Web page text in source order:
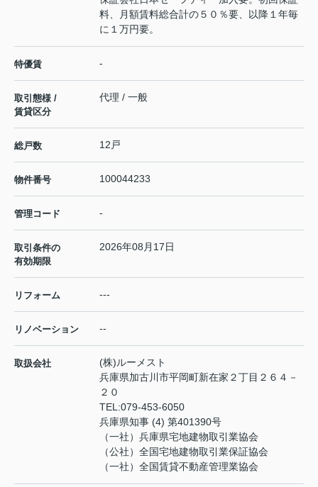
料、月額賃料総合計の５０％要、以降１年毎
に１万円要。
特優賃 -
取引態様 /
賃貸区分
代理 / 一般
総戸数 12戸
物件番号 100044233
管理コード -
取引条件の
有効期限
2026年08月17日
リフォーム ---
リノベーション --
取扱会社
(株)ルーメスト
兵庫県加古川市平岡町新在家２丁目２６４－
２０
TEL:079-453-6050
兵庫県知事 (4) 第401390号
（一社）兵庫県宅地建物取引業協会
（公社）全国宅地建物取引業保証協会
（一社）全国賃貸不動産管理業協会